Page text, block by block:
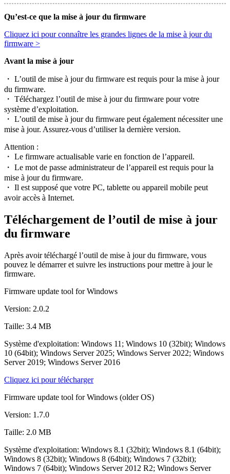
Qu’est-ce que la mise à jour du firmware
Cliquez ici pour connaître les grandes lignes de la mise à jour du
firmware >
Avant la mise à jour
・ L’outil de mise à jour du firmware est requis pour la mise à jour
du firmware.
・ Téléchargez l’outil de mise à jour du firmware pour votre
système d’exploitation.
・ L’outil de mise à jour du firmware peut également nécessiter une
mise à jour. Assurez-vous d’utiliser la dernière version.
Attention :
・ Le firmware actualisable varie en fonction de l’appareil.
・ Le mot de passe administrateur de l’appareil est requis pour la
mise à jour du firmware.
・ Il est supposé que votre PC, tablette ou appareil mobile peut
avoir accès à Internet.
Téléchargement de l’outil de mise à jour
du firmware
Après avoir téléchargé l’outil de mise à jour du firmware, vous
pouvez le démarrer et suivre les instructions pour mettre à jour le
firmware.
Firmware update tool for Windows
Version: 2.0.2
Taille: 3.4 MB
Système d'exploitation: Windows 11; Windows 10 (32bit); Windows
10 (64bit); Windows Server 2025; Windows Server 2022; Windows
Server 2019; Windows Server 2016
Cliquez ici pour télécharger
Firmware update tool for Windows (older OS)
Version: 1.7.0
Taille: 2.0 MB
Système d'exploitation: Windows 8.1 (32bit); Windows 8.1 (64bit);
Windows 8 (32bit); Windows 8 (64bit); Windows 7 (32bit);
Windows 7 (64bit); Windows Server 2012 R2; Windows Server